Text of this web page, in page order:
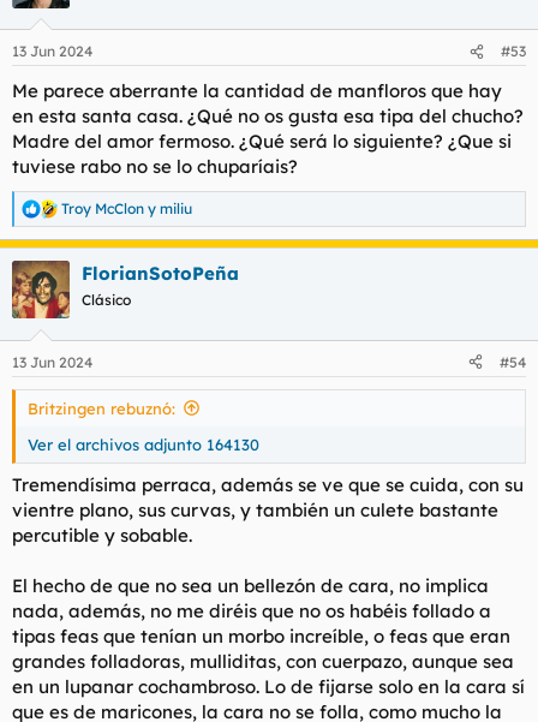
13 Jun 2024 #53
Me parece aberrante la cantidad de manfloros que hay
en esta santa casa. ¿Qué no os gusta esa tipa del chucho?
Madre del amor fermoso. ¿Qué será lo siguiente? ¿Que si
tuviese rabo no se lo chuparíais?
R
e
a
c
c
i
e
s
Troy McClon y miliu
FlorianSotoPeña
Clásico
13 Jun 2024 #54
Britzingen rebuznó:
Ver el archivos adjunto 164130
Tremendísima perraca, además se ve que se cuida, con su
vientre plano, sus curvas, y también un culete bastante
percutible y sobable.
El hecho de que no sea un bellezón de cara, no implica
nada, además, no me diréis que no os habéis follado a
tipas feas que tenían un morbo increíble, o feas que eran
grandes folladoras, mulliditas, con cuerpazo, aunque sea
en un lupanar cochambroso. Lo de fijarse solo en la cara sí
que es de maricones, la cara no se folla, como mucho la